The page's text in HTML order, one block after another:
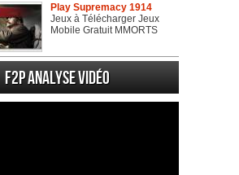
Play Supremacy 1914
Jeux à Télécharger Jeux
Mobile Gratuit MMORTS
F2P Analyse vidéo